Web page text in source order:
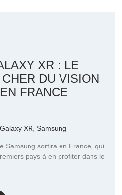
XR : LE
DU VISION
FRANCE
Galaxy XR Samsung
Samsung sortira en France, qui
pays à en profiter dans le